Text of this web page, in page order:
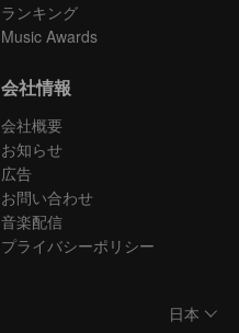
ランキング
Music Awards
会社情報
会社概要
お知らせ
広告
お問い合わせ
音楽配信
プライバシーポリシー
日本